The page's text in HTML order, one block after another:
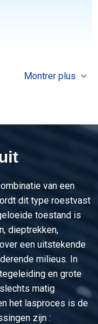
Montrer plus
van een
dit type roestvast
toestand is
dieptrekken,
een uitstekende
milieus. In
en grote
matig
het lasproces is de
zijn :